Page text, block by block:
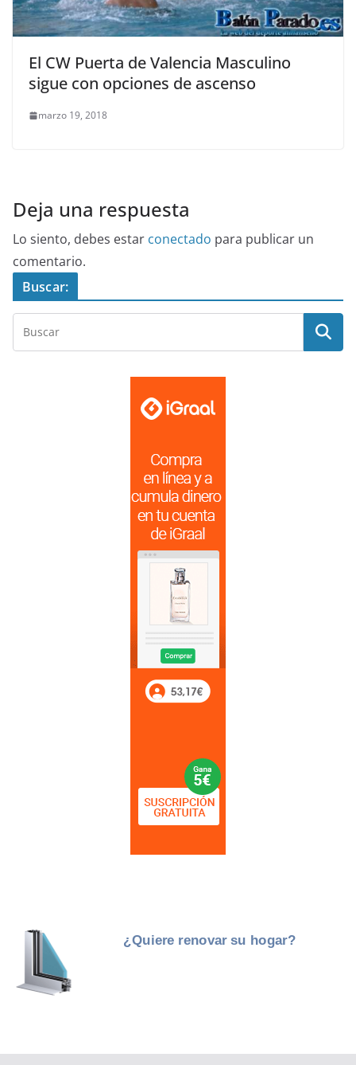
El CW Puerta de Valencia Masculino
sigue con opciones de ascenso
marzo 19, 2018
Deja una respuesta
Lo siento, debes estar conectado para publicar un
comentario.
Buscar: